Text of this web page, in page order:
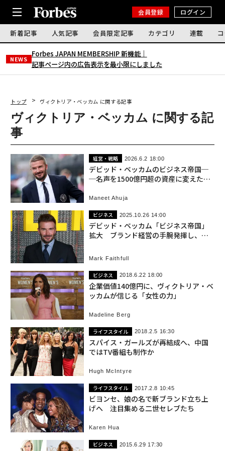
会員登録 ログイン
新着記事 人気記事 会員限定記事 カテゴリ 連載
NEWS
Forbes JAPAN MEMBERSHIP 新機能｜
記事ページ内の広告表示を最小限にしました
トップ ヴィクトリア・ベッカム に関する記事
ヴィクトリア・ベッカム に関する記
事
経営・戦略 2026.6.2 18:00
デビッド・ベッカムのビジネス帝国─
─名声を1500億円超の資産に変えた戦
Maneet Ahuja
ビジネス 2025.10.26 14:00
デビッド・ベッカム「ビジネス帝国」
拡大 ブランド経営の手腕発揮し、妻
Mark Faithfull
ビジネス 2018.6.22 18:00
企業価値140億円に、ヴィクトリア・ベ
ッカムが信じる「女性の力」
Madeline Berg
ライフスタイル 2018.2.5 16:30
スパイス・ガールズが再結成へ、中国
ではTV番組も制作か
Hugh McIntyre
ライフスタイル 2017.2.8 10:45
ビヨンセ、娘の名で新ブランド立ち上
げへ 注目集める二世セレブたち
Karen Hua
ビジネス 2015.6.29 17:30